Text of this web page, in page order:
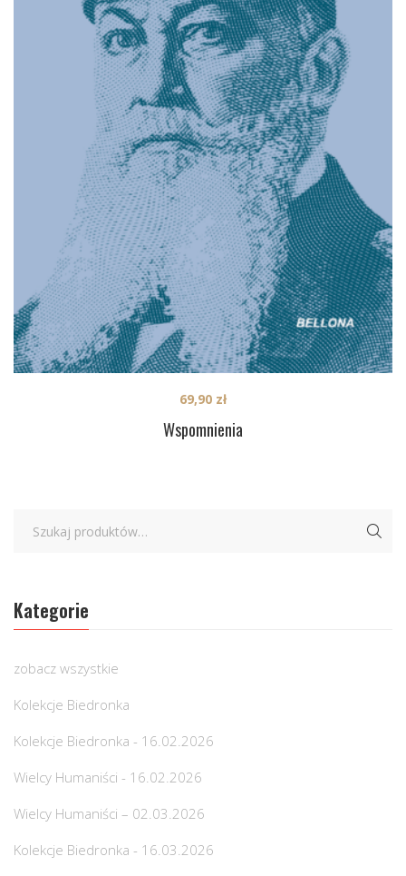
Wspomnienia
69,90 zł
Kategorie
zobacz wszystkie
Kolekcje Biedronka
Kolekcje Biedronka - 16.02.2026
Wielcy Humaniści - 16.02.2026
Wielcy Humaniści – 02.03.2026
Kolekcje Biedronka - 16.03.2026